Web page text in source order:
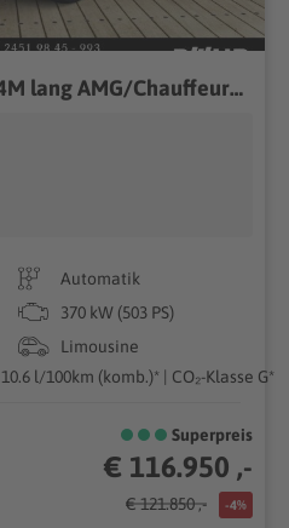
Mercedes-Benz S 580 4M lang AMG/Chauffeur/Burmester3D/Pano/360
Automatik
370 kW (503 PS)
Limousine
l/100km (komb.)* | CO₂-Klasse G*
Superpreis
€ 116.950 ,-
€ 121.850 ,- -4%